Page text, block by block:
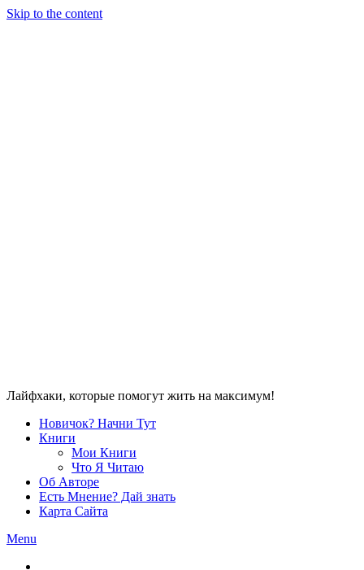
Skip to the content
Лайфхаки, которые помогут жить на максимум!
Новичок? Начни Тут
Книги
Мои Книги
Что Я Читаю
Об Авторе
Есть Мнение? Дай знать
Карта Сайта
Menu